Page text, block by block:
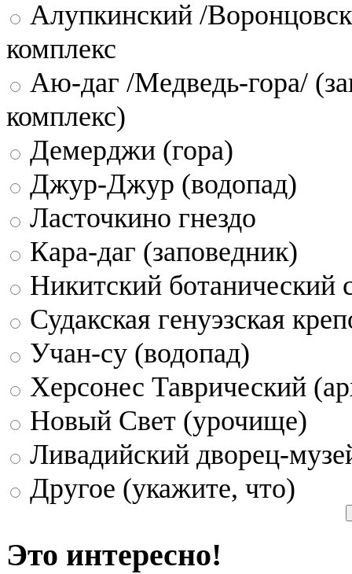
Алупкинский /
комплекс
Аю-даг /Медведь-гора/
комплекс)
Демерджи (гора)
Джур-Джур (водопад)
Ласточкино гнездо
Кара-даг (заповедник)
Никитский ботанический
Судакская генуэзская
Учан-су (водопад)
Херсонес Таврический
Новый Свет (урочище)
Ливадийский дворец-
Другое (укажите, что)
Это интересно!